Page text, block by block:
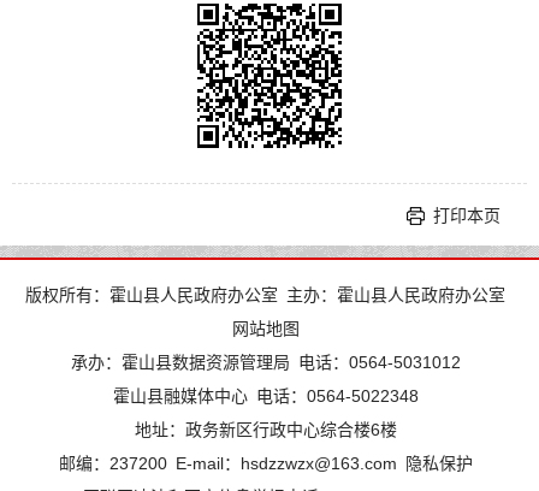
打印本页
版权所有：霍山县人民政府办公室 主办：霍山县人民政府办公室
网站地图
承办：霍山县数据资源管理局 电话：0564-5031012
霍山县融媒体中心 电话：0564-5022348
地址：政务新区行政中心综合楼6楼
邮编：237200 E-mail：hsdzzwzx@163.com
隐私保护